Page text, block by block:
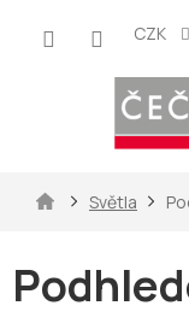
CZK
DomůSvětla